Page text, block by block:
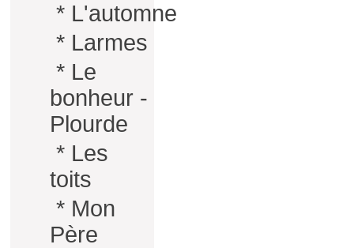
* L'automne
* Larmes
* Le
bonheur -
Plourde
* Les
toits
* Mon
Père